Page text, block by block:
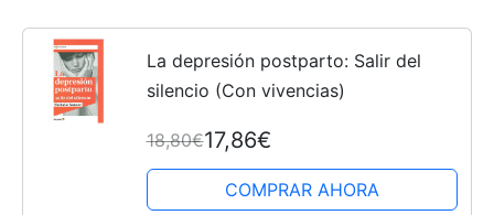
La depresión postparto: Salir del
silencio (Con vivencias)
18,80€17,86€
COMPRAR AHORA